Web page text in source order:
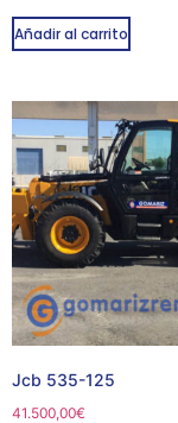
Añadir al carrito
Jcb 535-125
41.500,00€